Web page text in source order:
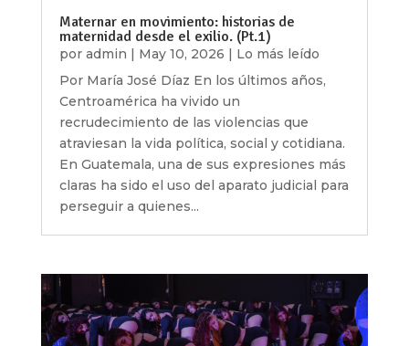
Maternar en movimiento: historias de
maternidad desde el exilio. (Pt.1)
por admin May 10, 2026
Lo más leído
Por María José Díaz En los últimos años,
Centroamérica ha vivido un
recrudecimiento de las violencias que
atraviesan la vida política, social y cotidiana.
En Guatemala, una de sus expresiones más
claras ha sido el uso del aparato judicial para
perseguir a quienes...